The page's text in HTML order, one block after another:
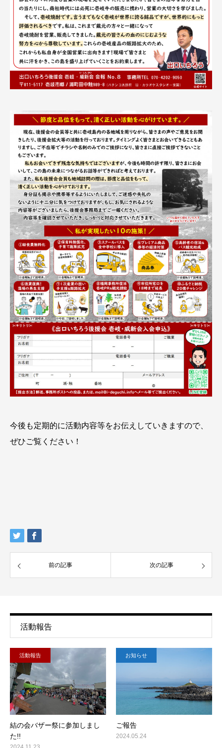
今後も定期的に活動内容等をお伝えしていきますので、
ぜひご覧ください！
前の記事 次の記事
活動報告
活動報告
結の会バザー祭に参加しまし
た!!
お知らせ
ご報告
2024.05.24